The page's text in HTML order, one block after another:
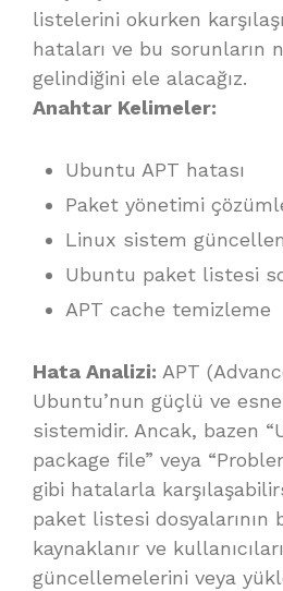
listelerini okurken
hataları ve bu sorunların
gelindiğini ele alacağız.
Anahtar Kelimeler:
Ubuntu APT hatası
Paket yönetimi
Linux sistem
Ubuntu paket listesi
APT cache temizleme
Hata Analizi: APT
Ubuntu’nun güçlü ve
sistemidir. Ancak, bazen
package file” veya
gibi hatalarla
paket listesi dosyalarının
kaynaklanır ve
güncellemelerini veya